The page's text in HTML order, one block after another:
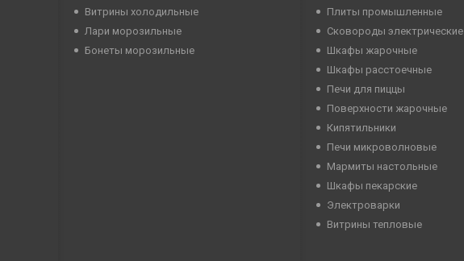
Витрины холодильные
Лари морозильные
Бонеты морозильные
Плиты промышленные
Сковороды электрические
Шкафы жарочные
Шкафы расстоечные
Печи для пиццы
Поверхности жарочные
Кипятильники
Печи микроволновые
Мармиты настольные
Шкафы пекарские
Электроварки
Витрины тепловые